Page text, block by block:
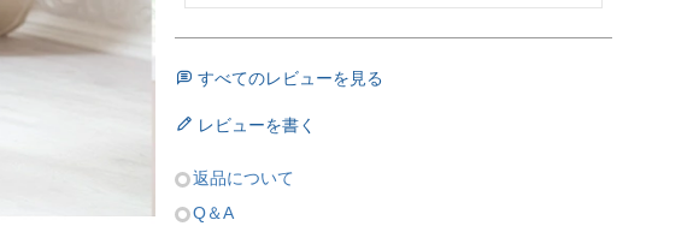
すべてのレビューを見る
レビューを書く
返品について
Q＆A